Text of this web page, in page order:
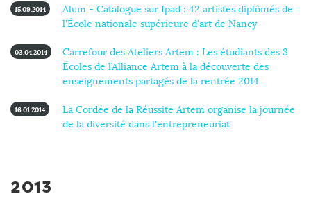
15.09.2014
Alum - Catalogue sur Ipad : 42 artistes diplômés de
l'École nationale supérieure d'art de Nancy
03.04.2014
Carrefour des Ateliers Artem : Les étudiants des 3
Écoles de l’Alliance Artem à la découverte des
enseignements partagés de la rentrée 2014
16.01.2014
La Cordée de la Réussite Artem organise la journée
de la diversité dans l'entrepreneuriat
2013